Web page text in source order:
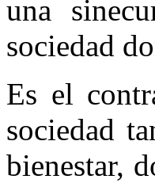
una
sociedad
Es el
sociedad
bienestar,